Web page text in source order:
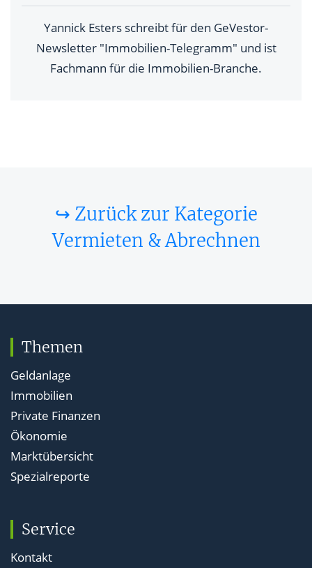
Yannick Esters schreibt für den GeVestor-
Newsletter "Immobilien-Telegramm" und ist
Fachmann für die Immobilien-Branche.
↪ Zurück zur Kategorie
Vermieten & Abrechnen
Themen
Geldanlage
Immobilien
Private Finanzen
Ökonomie
Marktübersicht
Spezialreporte
Service
Kontakt